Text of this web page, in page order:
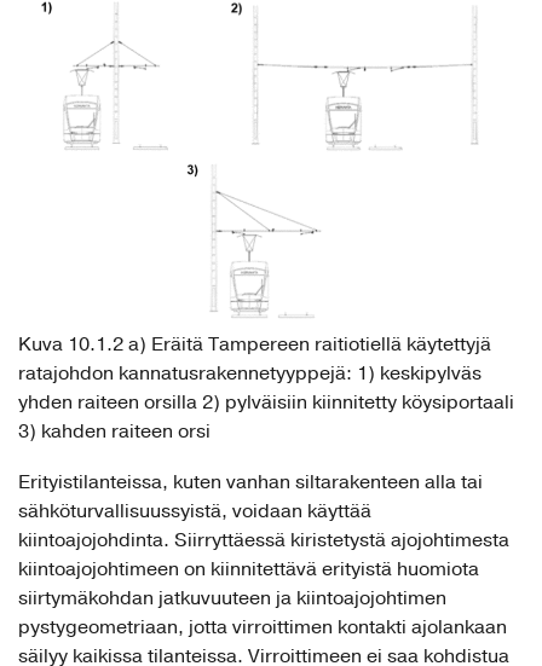
Kuva 10.1.2 a) Eräitä Tampereen raitiotiellä käytettyjä
ratajohdon kannatusrakennetyyppejä: 1) keskipylväs
yhden raiteen orsilla 2) pylväisiin kiinnitetty köysiportaali
3) kahden raiteen orsi
Erityistilanteissa, kuten vanhan siltarakenteen alla tai
sähköturvallisuussyistä, voidaan käyttää
kiintoajojohdinta. Siirryttäessä kiristetystä ajojohtimesta
kiintoajojohtimeen on kiinnitettävä erityistä huomiota
siirtymäkohdan jatkuvuuteen ja kiintoajojohtimen
pystygeometriaan, jotta virroittimen kontakti ajolankaan
säilyy kaikissa tilanteissa. Virroittimeen ei saa kohdistua